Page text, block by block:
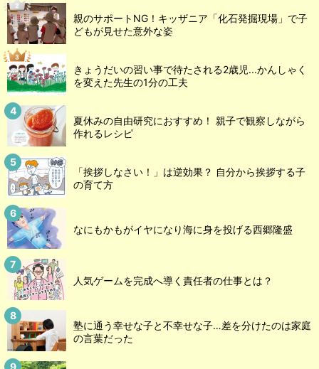
親のサポートNG！キッザニア「化石発掘現場」で子
どもが見せた意外な姿
きょうだいの習い事で待たされる2歳児...かんしゃく
を変えた先生の1分の工夫
夏休みの自由研究におすすめ！ 親子で観察しながら
作れるレシピ
「挨拶しなさい！」は逆効果？ 自分から挨拶する子
の育て方
なにもかもがイヤになり海に身を投げる西郷隆盛
人気ゲームを完成へ導く責任者の仕事とは？
塾に通う幸せな子と不幸せな子…差を分けたのは家庭
の言葉だった